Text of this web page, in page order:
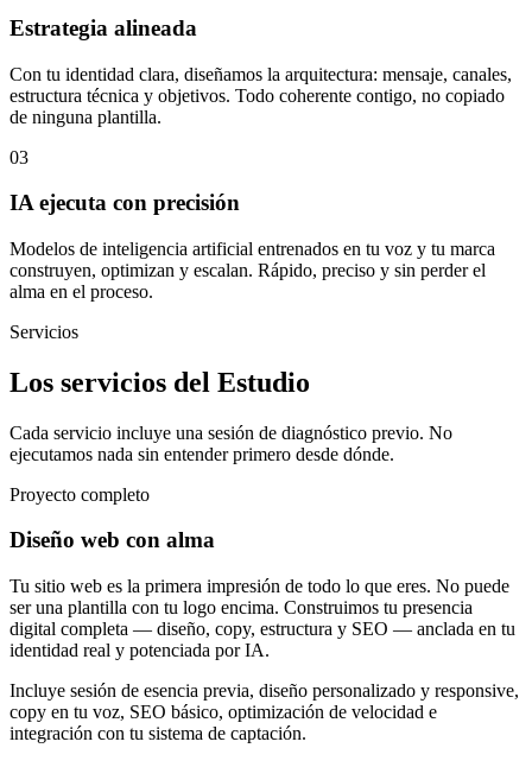
Estrategia alineada
Con tu identidad clara, diseñamos la arquitectura: mensaje, canales,
estructura técnica y objetivos. Todo coherente contigo, no copiado
de ninguna plantilla.
03
IA ejecuta con precisión
Modelos de inteligencia artificial entrenados en tu voz y tu marca
construyen, optimizan y escalan. Rápido, preciso y sin perder el
alma en el proceso.
Servicios
Los servicios del Estudio
Cada servicio incluye una sesión de diagnóstico previo. No
ejecutamos nada sin entender primero desde dónde.
Proyecto completo
Diseño web con alma
Tu sitio web es la primera impresión de todo lo que eres. No puede
ser una plantilla con tu logo encima. Construimos tu presencia
digital completa — diseño, copy, estructura y SEO — anclada en tu
identidad real y potenciada por IA.
Incluye sesión de esencia previa, diseño personalizado y responsive,
copy en tu voz, SEO básico, optimización de velocidad e
integración con tu sistema de captación.